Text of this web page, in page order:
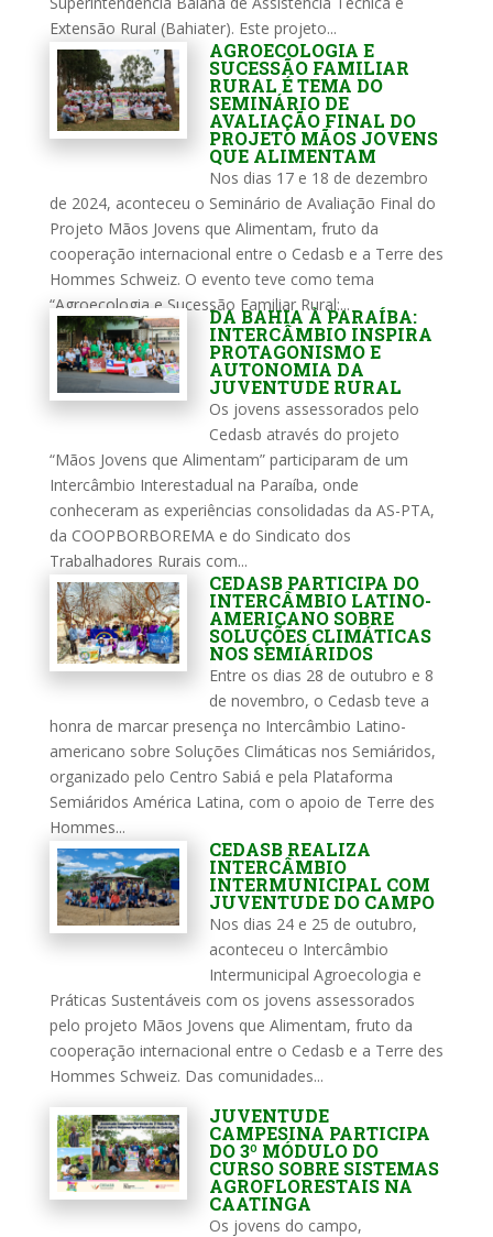
Extensão Rural (Bahiater). Este projeto...
AGROECOLOGIA E
SUCESSÃO FAMILIAR
RURAL É TEMA DO
SEMINÁRIO DE
AVALIAÇÃO FINAL DO
PROJETO MÃOS JOVENS
QUE ALIMENTAM
Nos dias 17 e 18 de dezembro
de 2024, aconteceu o Seminário de Avaliação Final do
Projeto Mãos Jovens que Alimentam, fruto da
cooperação internacional entre o Cedasb e a Terre des
Hommes Schweiz. O evento teve como tema
“Agroecologia e Sucessão Familiar Rural:...
DA BAHIA À PARAÍBA:
INTERCÂMBIO INSPIRA
PROTAGONISMO E
AUTONOMIA DA
JUVENTUDE RURAL
Os jovens assessorados pelo
Cedasb através do projeto
“Mãos Jovens que Alimentam” participaram de um
Intercâmbio Interestadual na Paraíba, onde
conheceram as experiências consolidadas da AS-PTA,
da COOPBORBOREMA e do Sindicato dos
Trabalhadores Rurais com...
CEDASB PARTICIPA DO
INTERCÂMBIO LATINO-
AMERICANO SOBRE
SOLUÇÕES CLIMÁTICAS
NOS SEMIÁRIDOS
Entre os dias 28 de outubro e 8
de novembro, o Cedasb teve a
honra de marcar presença no Intercâmbio Latino-
americano sobre Soluções Climáticas nos Semiáridos,
organizado pelo Centro Sabiá e pela Plataforma
Semiáridos América Latina, com o apoio de Terre des
Hommes...
CEDASB REALIZA
INTERCÂMBIO
INTERMUNICIPAL COM
JUVENTUDE DO CAMPO
Nos dias 24 e 25 de outubro,
aconteceu o Intercâmbio
Intermunicipal Agroecologia e
Práticas Sustentáveis com os jovens assessorados
pelo projeto Mãos Jovens que Alimentam, fruto da
cooperação internacional entre o Cedasb e a Terre des
Hommes Schweiz. Das comunidades...
JUVENTUDE
CAMPESINA PARTICIPA
DO 3º MÓDULO DO
CURSO SOBRE SISTEMAS
AGROFLORESTAIS NA
CAATINGA
Os jovens do campo,